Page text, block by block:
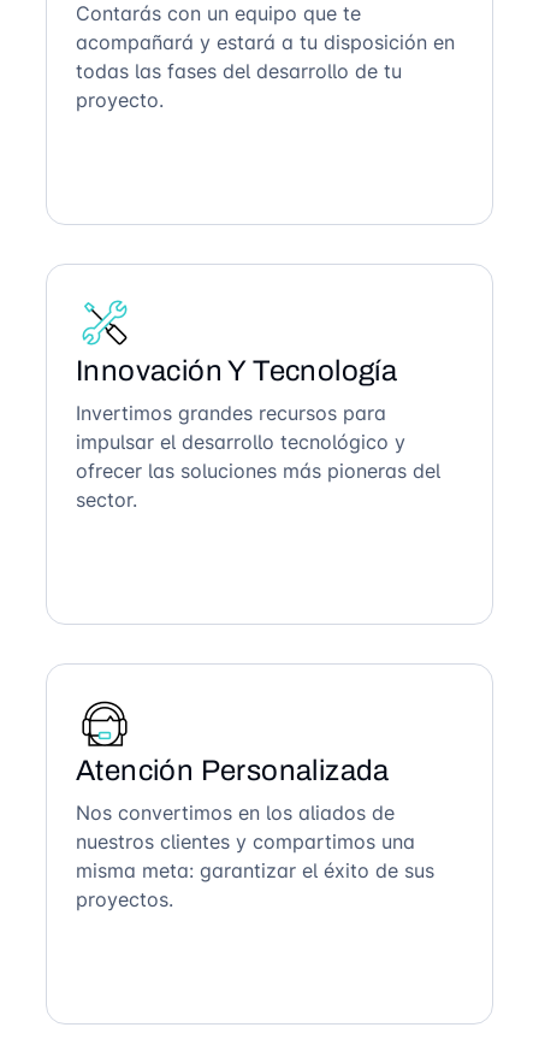
Contarás con un equipo que te
acompañará y estará a tu disposición en
todas las fases del desarrollo de tu
proyecto.
Innovación Y Tecnología
Invertimos grandes recursos para
impulsar el desarrollo tecnológico y
ofrecer las soluciones más pioneras del
sector.
Atención Personalizada
Nos convertimos en los aliados de
nuestros clientes y compartimos una
misma meta: garantizar el éxito de sus
proyectos.